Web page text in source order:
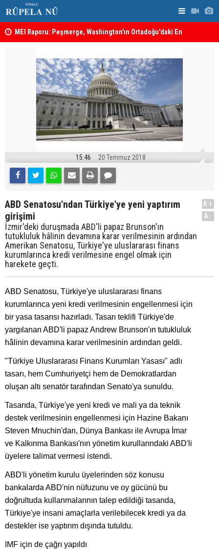
MEI Raporu: Peşmerge, Washington'ın Ortadoğu'daki En
15:46 20 Temmuz 2018
ABD Senatosu'ndan Türkiye'ye yeni yaptırım
girişimi
İzmir'deki duruşmada ABD'li papaz Brunson'ın
tutukluluk hâlinin devamına karar verilmesinin ardından
Amerikan Senatosu, Türkiye'ye uluslararası finans
kurumlarınca kredi verilmesine engel olmak için
harekete geçti.
A+
A-
ABD Senatosu, Türkiye'ye uluslararası finans
kurumlarınca yeni kredi verilmesinin engellenmesi için
bir yasa tasarısı hazırladı. Tasarı teklifi Türkiye'de
yargılanan ABD'li papaz Andrew Brunson'ın tutukluluk
hâlinin devamına karar verilmesinin ardından geldi.
"Türkiye Uluslararası Finans Kurumları Yasası" adlı
tasarı, hem Cumhuriyetçi hem de Demokratlardan
oluşan altı senatör tarafından Senato'ya sunuldu.
Tasarıda, Türkiye'ye yeni kredi ve mali ya da teknik
destek verilmesinin engellenmesi için Hazine Bakanı
Steven Mnuchin'dan, Dünya Bankası ile Avrupa İmar
ve Kalkınma Bankası'nın yönetim kurullarındaki ABD'li
üyelere talimat vermesi istendi.
ABD'li yönetim kurulu üyelerinden söz konusu
bankalarda ABD'nin nüfuzunu ve oy gücünü bu
doğrultuda kullanmalarının talep edildiği tasarıda,
Türkiye'ye insani amaçlarla verilebilecek kredi ya da
destekler ise yaptırım dışında tutuldu.
IMF için de çağrı yapıldı